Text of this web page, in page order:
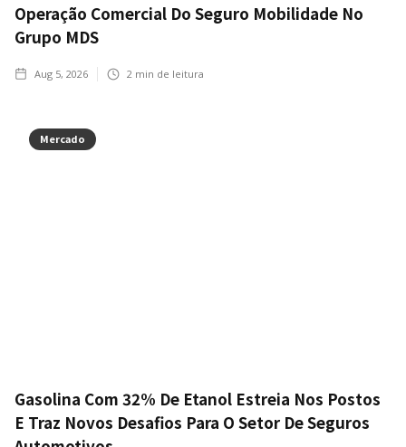
Operação Comercial Do Seguro Mobilidade No
Grupo MDS
Aug 5, 2026 2 min de leitura
Mercado
Gasolina Com 32% De Etanol Estreia Nos Postos
E Traz Novos Desafios Para O Setor De Seguros